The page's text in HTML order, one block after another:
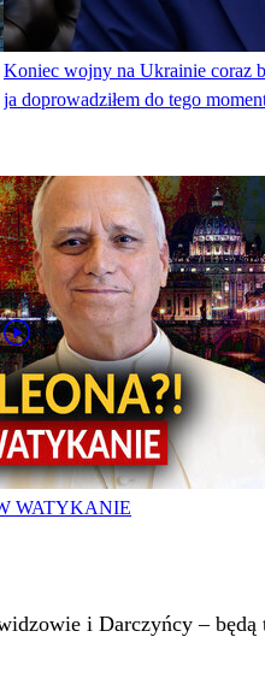
Koniec wojny na Ukrainie coraz
ja doprowadziłem do tego
WATYKANIE
i Darczyńcy –